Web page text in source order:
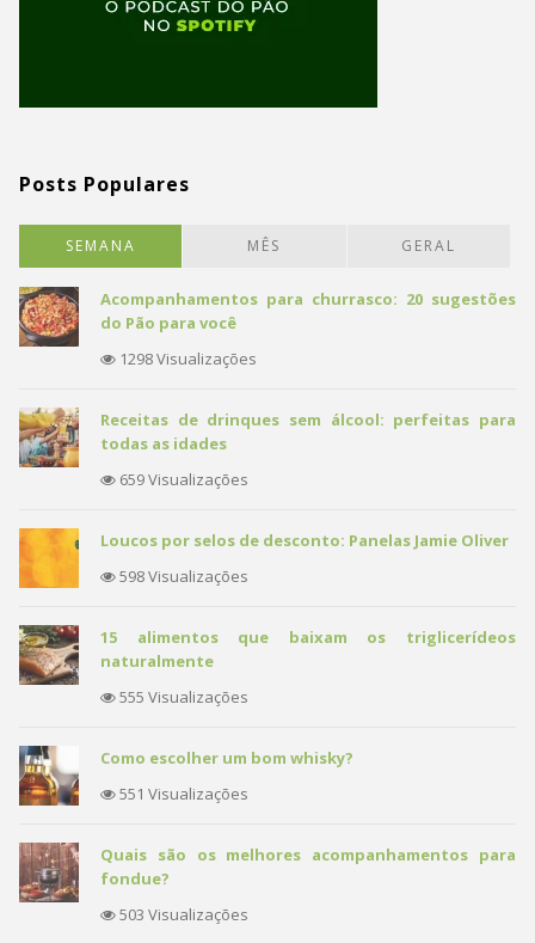
Posts Populares
SEMANA MÊS GERAL
Acompanhamentos para churrasco: 20 sugestões
do Pão para você
1298 Visualizações
Receitas de drinques sem álcool: perfeitas para
todas as idades
659 Visualizações
Loucos por selos de desconto: Panelas Jamie Oliver
598 Visualizações
15 alimentos que baixam os triglicerídeos
naturalmente
555 Visualizações
Como escolher um bom whisky?
551 Visualizações
Quais são os melhores acompanhamentos para
fondue?
503 Visualizações